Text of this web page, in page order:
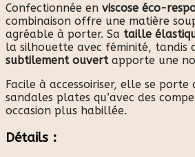
Confectionnée en viscose éco-
combinaison offre une matière
agréable à porter. Sa taille
la silhouette avec féminité, tandis
subtilement ouvertapporte une
Facile à accessoiriser, elle se porte
sandales plates qu’avec des
occasion plus habillée.
Détails :